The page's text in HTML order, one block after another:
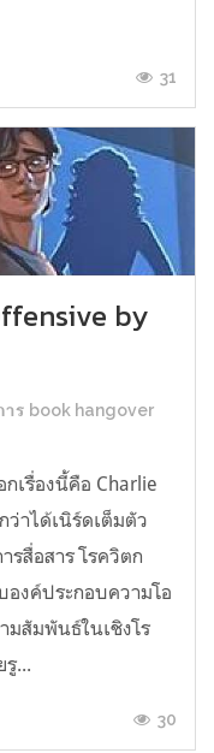
31
by
ร book hangover
กเรื่องนี้คือ Charlie
าได้เนิร์ดเต็มตัว
สื่อสาร โรควิตก
องค์ประกอบความโอ
มสัมพันธ์ในเชิงโร
...
30